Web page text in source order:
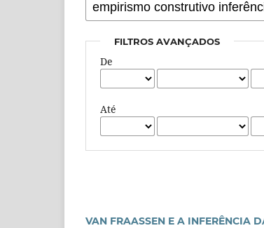
FILTROS AVANÇADOS
De
Até
VAN FRAASSEN E A INFERÊNCIA